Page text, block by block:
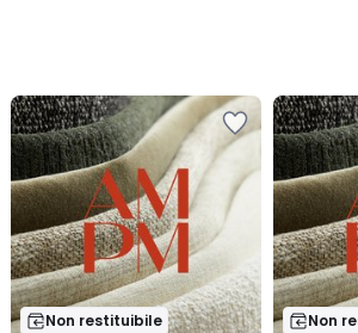
Non restituibile Non